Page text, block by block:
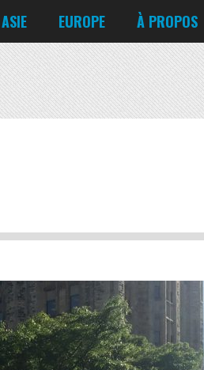
ASIE
Bahreïn
Bangladesh
Corée
Emirats
Japon
EUROPE
Allemagne
Biélorussie
À PROPOS
Turquie
Irlande